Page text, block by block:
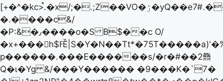
[+�^�kc>֩.�x/;�.;Z��VO�ۯ̽�yQ��e7#.������r���N���jw�cOp��
�.����c&/
�P:&�٫����o�S B$��c O/
�x+���h$ߓȄ|S�Y�N��Tt*�75T�����a)'�%N�c<������:-
p������.���E������s/�r�#��2䨊
Q�ɩ�Yg &/���Y������ �9���K�`7�